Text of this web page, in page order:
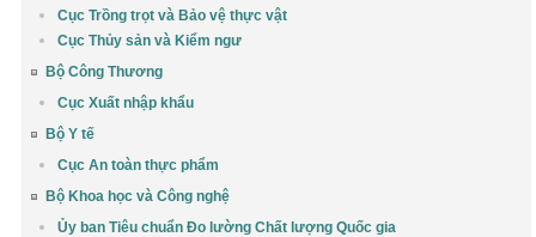
Cục Trồng trọt và Bảo vệ thực vật
Cục Thủy sản và Kiểm ngư
Bộ Công Thương
Cục Xuất nhập khẩu
Bộ Y tế
Cục An toàn thực phẩm
Bộ Khoa học và Công nghệ
Ủy ban Tiêu chuẩn Đo lường Chất lượng Quốc gia